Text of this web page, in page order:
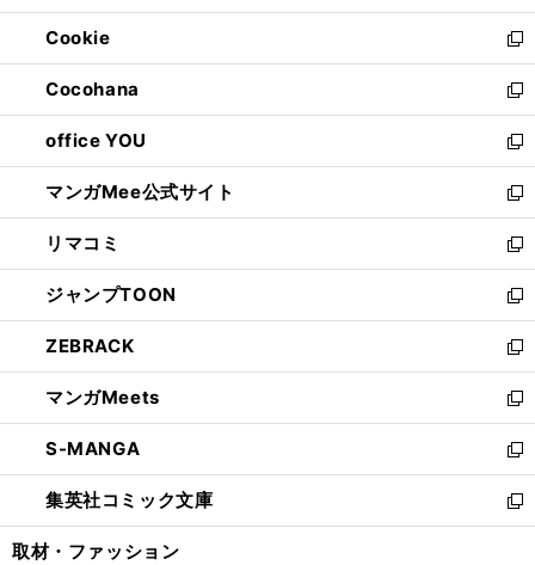
開
く
ウ
で
開
く
ン
ド
ウ
で
開
く
ウ
ィ
ン
ド
ウ
で
開
く
Cookie
新
し
い
ウ
ィ
ン
ド
ウ
で
開
く
Cocohana
新
し
い
ウ
ィ
ン
ド
ウ
で
開
く
office YOU
新
し
い
ウ
ィ
ン
ド
ウ
で
開
く
マンガMee公式サイト
新
し
い
ウ
ィ
ン
ド
ウ
で
開
く
リマコミ
新
し
い
ウ
ィ
ン
ド
ウ
で
開
く
ジャンプTOON
新
し
い
ウ
ィ
ン
ド
ウ
で
開
ZEBRACK
新
し
い
ウ
ィ
ン
ド
ウ
マンガMeets
新
し
い
ウ
ィ
ン
S-MANGA
新
し
い
ウ
集英社コミック文庫
新
し
取材・ファッション